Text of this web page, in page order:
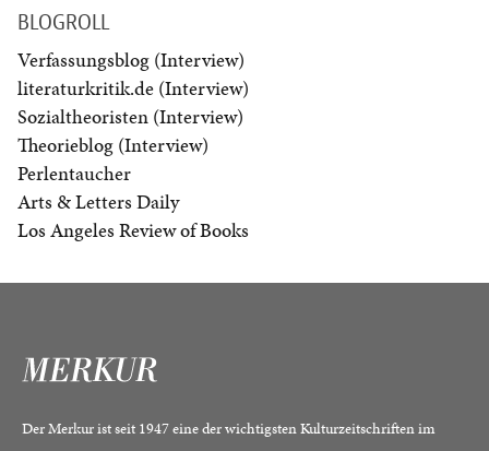
BLOGROLL
Verfassungsblog (Interview)
literaturkritik.de (Interview)
Sozialtheoristen (Interview)
Theorieblog (Interview)
Perlentaucher
Arts & Letters Daily
Los Angeles Review of Books
Der Merkur ist seit 1947 eine der wichtigsten Kulturzeitschriften im